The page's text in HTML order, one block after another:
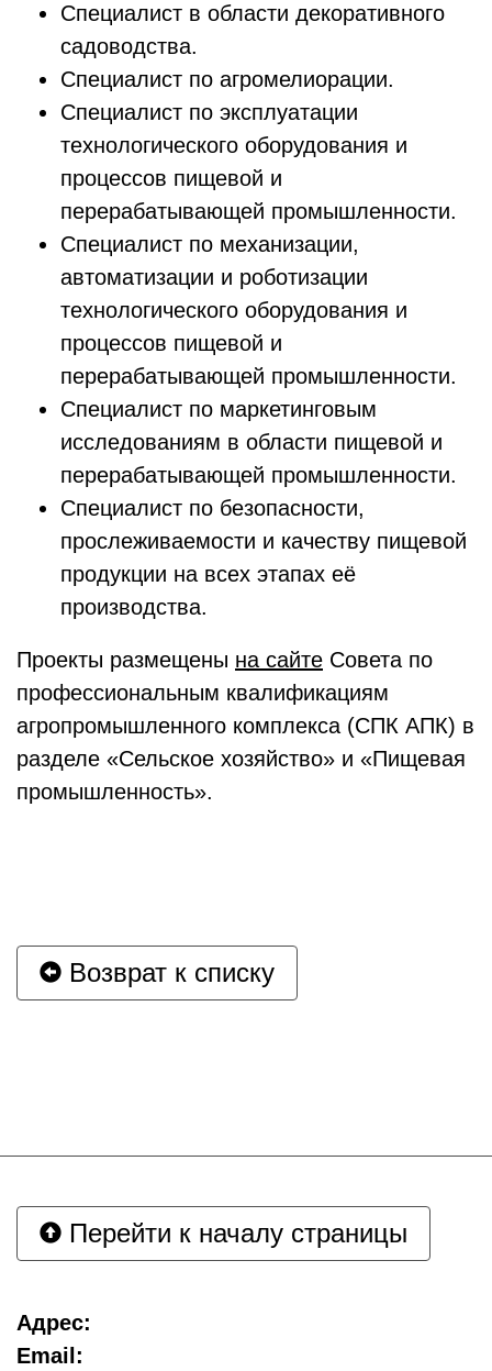
Специалист в области декоративного
садоводства.
Специалист по агромелиорации.
Специалист по эксплуатации
технологического оборудования и
процессов пищевой и
перерабатывающей промышленности.
Специалист по механизации,
автоматизации и роботизации
технологического оборудования и
процессов пищевой и
перерабатывающей промышленности.
Специалист по маркетинговым
исследованиям в области пищевой и
перерабатывающей промышленности.
Специалист по безопасности,
прослеживаемости и качеству пищевой
продукции на всех этапах её
производства.
Проекты размещены на сайте Совета по
профессиональным квалификациям
агропромышленного комплекса (СПК АПК) в
разделе «Сельское хозяйство» и «Пищевая
промышленность».
Возврат к списку
Перейти к началу страницы
Адрес:
Email: